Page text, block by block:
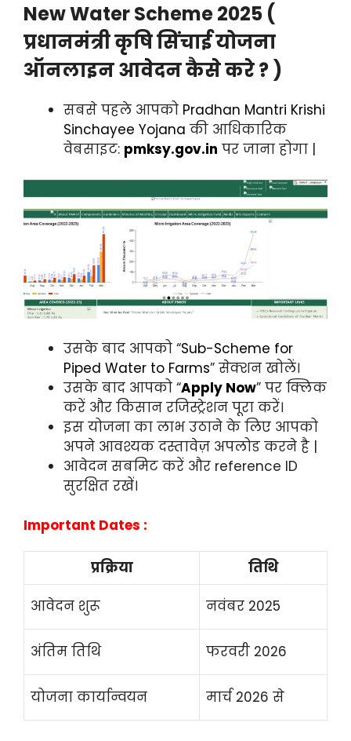
New Water Scheme 2025 (
प्रधानमंत्री कृषि सिंचाई योजना
ऑनलाइन आवेदन कैसे करे ? )
सबसे पहले आपको Pradhan Mantri Krishi
Sinchayee Yojana की आधिकारिक
वेबसाइट: pmksy.gov.in पर जाना होगा |
उसके बाद आपको “Sub-Scheme for
Piped Water to Farms” सेक्शन खोलें।
उसके बाद आपको “Apply Now” पर क्लिक
करें और किसान रजिस्ट्रेशन पूरा करें।
इस योजना का लाभ उठाने के लिए आपको
अपने आवश्यक दस्तावेज़ अपलोड करने है |
आवेदन सबमिट करें और reference ID
सुरक्षित रखें।
Important Dates :
प्रक्रिया तिथि
आवेदन शुरू नवंबर 2025
अंतिम तिथि फरवरी 2026
योजना कार्यान्वयन मार्च 2026 से